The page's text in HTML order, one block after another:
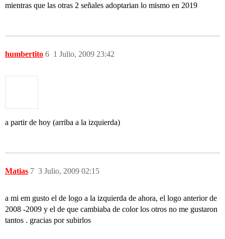
mientras que las otras 2 señales adoptarian lo mismo en 2019
humbertito 1 Julio, 2009 23:42
6
a partir de hoy (arriba a la izquierda)
Matias 3 Julio, 2009 02:15
7
a mi em gusto el de logo a la izquierda de ahora, el logo anterior de
2008 -2009 y el de que cambiaba de color los otros no me gustaron
tantos . gracias por subirlos